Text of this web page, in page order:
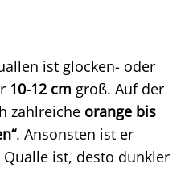
ist glocken- oder
10-12 cm groß. Auf der
zahlreiche orange bis
. Ansonsten ist er
ist, desto dunkler